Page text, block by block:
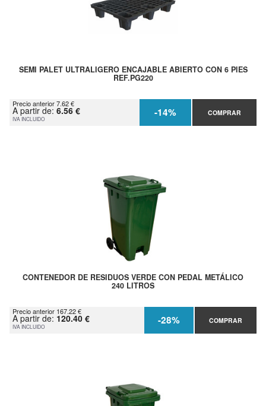
SEMI PALET ULTRALIGERO ENCAJABLE ABIERTO CON 6 PIES
REF.PG220
Precio anterior 7.62 €
A partir de: 6.56 €
IVA INCLUIDO -14% COMPRAR
CONTENEDOR DE RESIDUOS VERDE CON PEDAL METÁLICO
240 LITROS
Precio anterior 167.22 €
A partir de: 120.40 €
IVA INCLUIDO -28% COMPRAR